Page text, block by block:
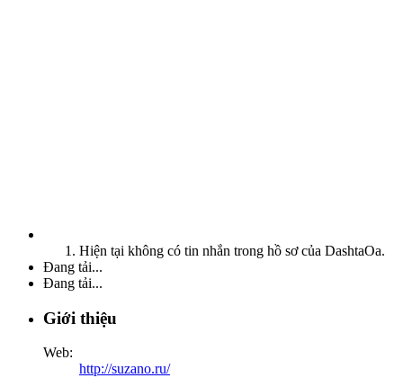
Hiện tại không có tin nhắn trong hồ sơ của DashtaOa.
Đang tải...
Đang tải...
Giới thiệu
Web:
http://suzano.ru/